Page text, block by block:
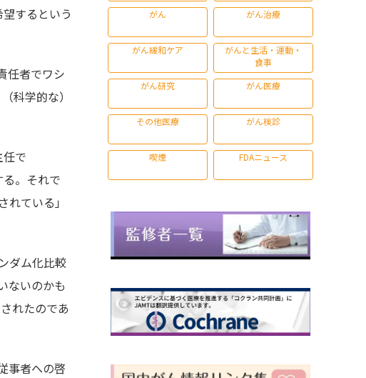
するという
任者でワシ
科学的な）
で
。それで
ている」
ダム化比較
ないのかも
れたのであ
事者への啓
がん がん治療
がん緩和ケア
がんと生活・運動・
食事
がん研究
がん医療
その他医療 がん検診
喫煙 FDAニュース